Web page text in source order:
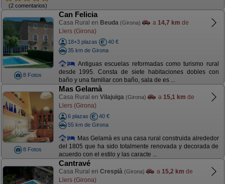
(2 comentarios)
8 Fotos
Can Felicia
Casa Rural en Beuda (Girona) a 14,7 km de
Llers (Girona)
18+3 plazas
40 €
35 km de Girona
Antiguas escuelas reformadas como turismo rural
desde 1995. Consta de siete habitaciones dobles con
baño y una familiar con baño, sala de es ...
8 Fotos
Mas Gelamà
Casa Rural en Vilajuïga (Girona) a 15,1 km de
Llers (Girona)
6 plazas
40 €
55 km de Girona
Mas Gelamà es una casa rural construida alrededor
del 1805 que ha sido totalmente renovada y decorada de
acuerdo con el estilo y las caracte ...
Cantravé
Casa Rural en Crespià (Girona) a 15,2 km de
Llers (Girona)